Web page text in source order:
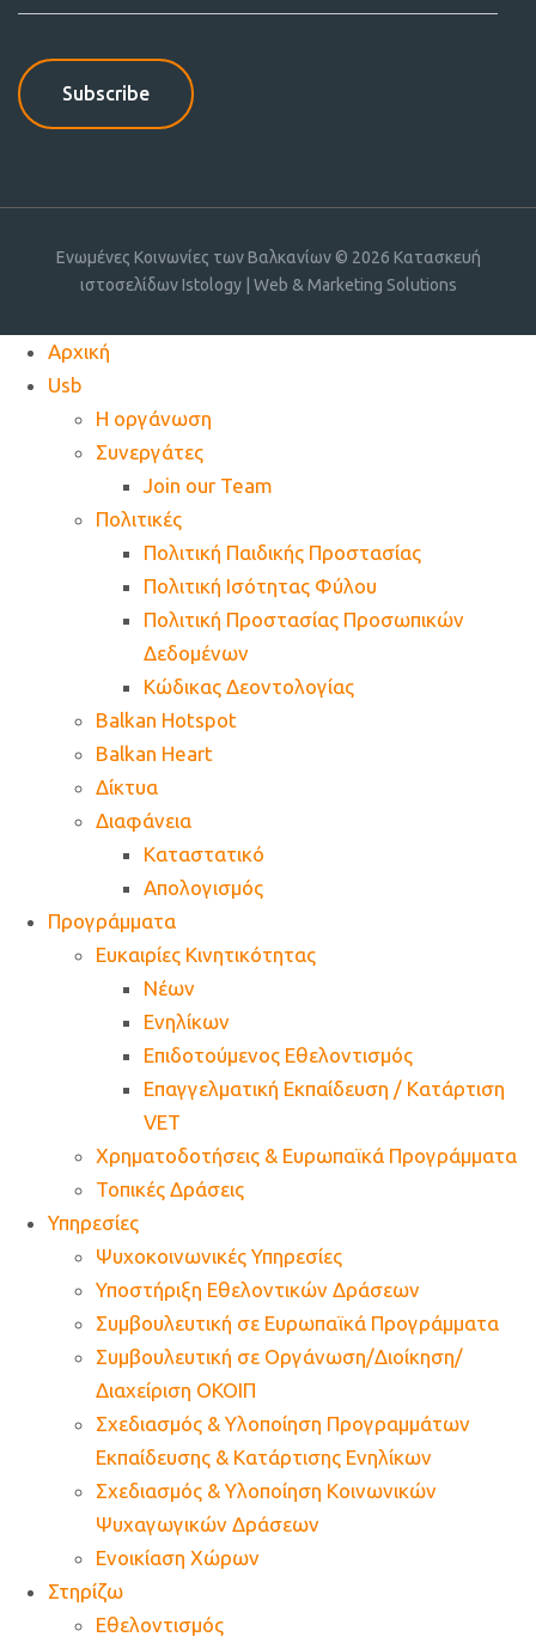
Ενωμένες Κοινωνίες των Βαλκανίων © 2026 Κατασκευή
ιστοσελίδων Istology | Web & Marketing Solutions
Αρχική
Usb
Η οργάνωση
Συνεργάτες
Join our Team
Πολιτικές
Πολιτική Παιδικής Προστασίας
Πολιτική Ισότητας Φύλου
Πολιτική Προστασίας Προσωπικών
Δεδομένων
Κώδικας Δεοντολογίας
Balkan Hotspot
Balkan Heart
Δίκτυα
Διαφάνεια
Καταστατικό
Απολογισμός
Προγράμματα
Ευκαιρίες Κινητικότητας
Νέων
Ενηλίκων
Επιδοτούμενος Εθελοντισμός
Επαγγελματική Εκπαίδευση / Κατάρτιση
VET
Χρηματοδοτήσεις & Ευρωπαϊκά Προγράμματα
Τοπικές Δράσεις
Υπηρεσίες
Ψυχοκοινωνικές Υπηρεσίες
Υποστήριξη Εθελοντικών Δράσεων
Συμβουλευτική σε Ευρωπαϊκά Προγράμματα
Συμβουλευτική σε Οργάνωση/Διοίκηση/
Διαχείριση ΟΚΟΙΠ
Σχεδιασμός & Υλοποίηση Προγραμμάτων
Εκπαίδευσης & Κατάρτισης Ενηλίκων
Σχεδιασμός & Υλοποίηση Κοινωνικών
Ψυχαγωγικών Δράσεων
Ενοικίαση Χώρων
Στηρίζω
Εθελοντισμός